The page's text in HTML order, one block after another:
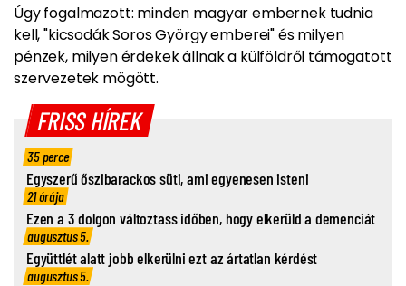
Úgy fogalmazott: minden magyar embernek tudnia
kell, "kicsodák Soros György emberei" és milyen
pénzek, milyen érdekek állnak a külföldről támogatott
szervezetek mögött.
FRISS HÍREK
35 perce
Egyszerű őszibarackos süti, ami egyenesen isteni
21 órája
Ezen a 3 dolgon változtass időben, hogy elkerüld a demenciát
augusztus 5.
Együttlét alatt jobb elkerülni ezt az ártatlan kérdést
augusztus 5.